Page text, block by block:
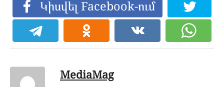
Կիսվել Facebook-ում
MediaMag